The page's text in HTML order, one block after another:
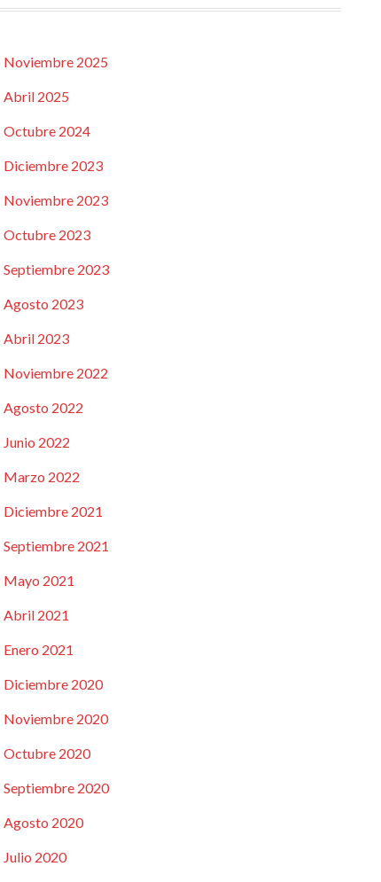
Noviembre 2025
Abril 2025
Octubre 2024
Diciembre 2023
Noviembre 2023
Octubre 2023
Septiembre 2023
Agosto 2023
Abril 2023
Noviembre 2022
Agosto 2022
Junio 2022
Marzo 2022
Diciembre 2021
Septiembre 2021
Mayo 2021
Abril 2021
Enero 2021
Diciembre 2020
Noviembre 2020
Octubre 2020
Septiembre 2020
Agosto 2020
Julio 2020